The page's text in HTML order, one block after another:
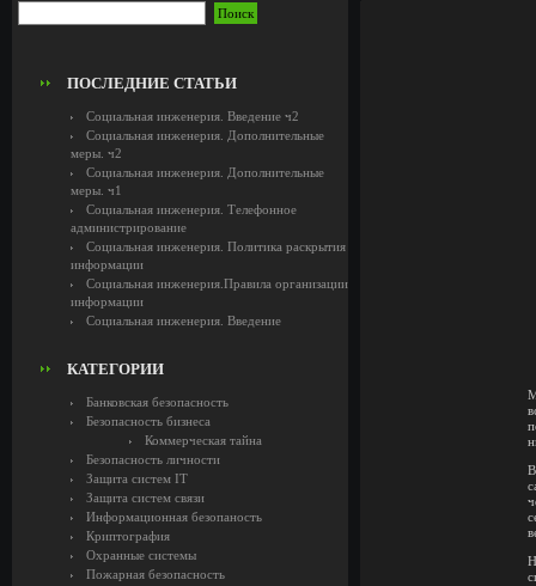
ПОСЛЕДНИЕ СТАТЬИ
Социальная инженерия. Введение ч2
Социальная инженерия. Дополнительные
меры. ч2
Социальная инженерия. Дополнительные
меры. ч1
Социальная инженерия. Телефонное
администрирование
Социальная инженерия. Политика раскрытия
информации
Социальная инженерия.Правила организации
информации
Социальная инженерия. Введение
КАТЕГОРИИ
Банковская безопасность
Безопасность бизнеса
Коммерческая тайна
Безопасность личности
Защита систем IT
Защита систем связи
Информационная безопаность
Криптография
Охранные системы
Пожарная безопасность